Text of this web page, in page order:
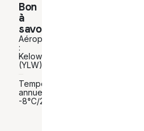
Bon
à
savoir
Aéroport
:
Kelowna
(YLW)
Températures
annuelles :
-8°C/28°C